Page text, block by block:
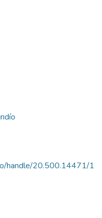
handle/20.500.14471/1